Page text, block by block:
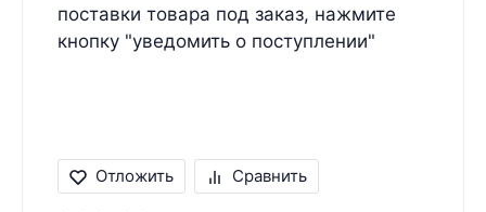
поставки товара под заказ, нажмите
кнопку "уведомить о поступлении"
Отложить Сравнить